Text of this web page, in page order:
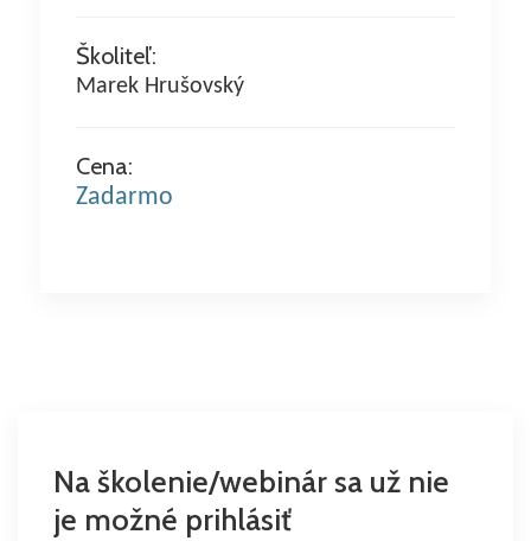
Školiteľ:
Marek Hrušovský
Cena:
Zadarmo
Na školenie/webinár sa už nie
je možné prihlásiť